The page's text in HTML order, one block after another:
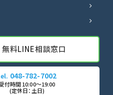
無料LINE相談窓口
048-782-7002